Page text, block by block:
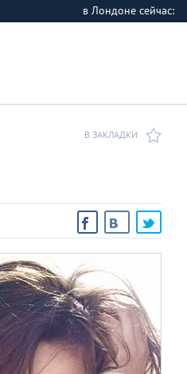
в Лондоне сейчас:
В ЗАКЛАДКИ